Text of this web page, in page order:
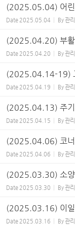
(2025.05.04) 어린
Date 2025.05.04 By관
(2025.04.20) 부활
Date 2025.04.20 By관
(2025.04.14-19)
Date 2025.04.19 By관
(2025.04.13) 주기
Date 2025.04.15 By관
(2025.04.06) 코너
Date 2025.04.06 By관
(2025.03.30) 소양
Date 2025.03.30 By관
(2025.03.16) 이일
Date 2025.03.16 By관